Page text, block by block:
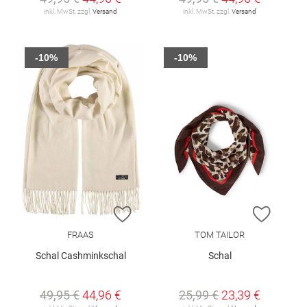
inkl. MwSt. zzgl. Versand inkl. MwSt. zzgl. Versand
ZUR WUNSCHLISTE HINZUFÜGEN
FRAAS
Schal Cashminkschal
49,95 €44,96 €
-10%
ZUR
TOM TAILOR
Schal
25,99 € 23,39 €
-10%